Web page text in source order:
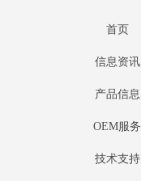
首页
信息资讯
产品信息
OEM服务
技术支持